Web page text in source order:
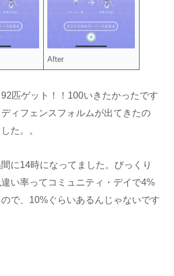
After
匹ゲット！！100いきたかったです
ィフェンスフォルムが出てきたの
た。。
に14時になってました。びっくり
い率ってコミュニティ・デイで4%
で、10%ぐらいあるんじゃないです